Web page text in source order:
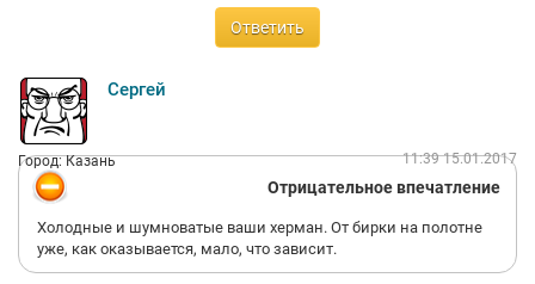
Ответить
Сергей
Город: Казань 11:39 15.01.2017
Отрицательное впечатление
Холодные и шумноватые ваши херман. От бирки на полотне
уже, как оказывается, мало, что зависит.